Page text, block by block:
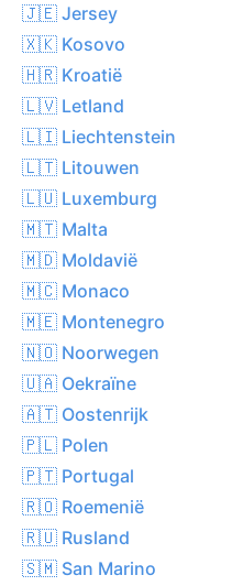
🇯🇪 Jersey
🇽🇰 Kosovo
🇭🇷 Kroatië
🇱🇻 Letland
🇱🇮 Liechtenstein
🇱🇹 Litouwen
🇱🇺 Luxemburg
🇲🇹 Malta
🇲🇩 Moldavië
🇲🇨 Monaco
🇲🇪 Montenegro
🇳🇴 Noorwegen
🇺🇦 Oekraïne
🇦🇹 Oostenrijk
🇵🇱 Polen
🇵🇹 Portugal
🇷🇴 Roemenië
🇷🇺 Rusland
🇸🇲 San Marino